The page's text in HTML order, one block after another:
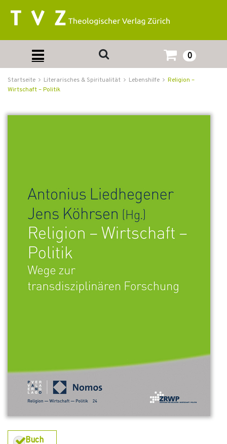
0
Startseite Literarisches & Spiritualität Lebenshilfe
Religion –
Wirtschaft – Politik
Buch